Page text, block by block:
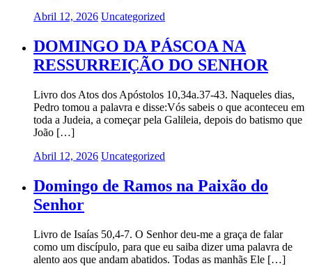
Abril 12, 2026 Uncategorized
DOMINGO DA PÁSCOA NA
RESSURREIÇÃO DO SENHOR
Livro dos Atos dos Apóstolos 10,34a.37-43. Naqueles dias,
Pedro tomou a palavra e disse:Vós sabeis o que aconteceu em
toda a Judeia, a começar pela Galileia, depois do batismo que
João […]
Abril 12, 2026 Uncategorized
Domingo de Ramos na Paixão do
Senhor
Livro de Isaías 50,4-7. O Senhor deu-me a graça de falar
como um discípulo, para que eu saiba dizer uma palavra de
alento aos que andam abatidos. Todas as manhãs Ele […]